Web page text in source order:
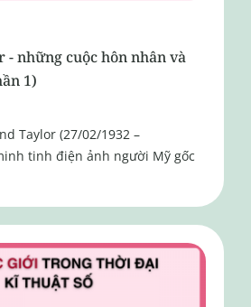
- những cuộc hôn nhân và
1)
Taylor (27/02/1932 –
tinh điện ảnh người Mỹ gốc